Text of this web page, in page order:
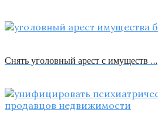
Снять уголовный арест с имуществ …